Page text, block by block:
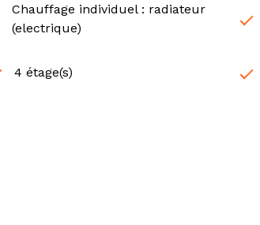
Chauffage individuel : radiateur
(electrique)
4 étage(s)